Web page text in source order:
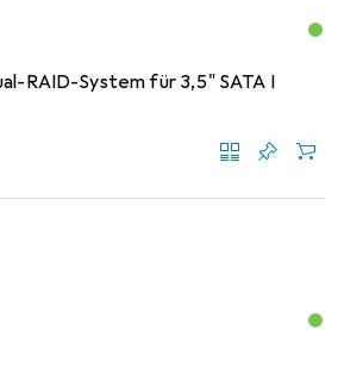
RAID-System für 3,5" SATA I